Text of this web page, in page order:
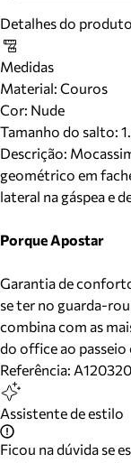
Detalhes do produto
Medidas
Material: Couros
Cor: Nude
Tamanho do salto:
Descrição:
geométrico em
lateral na gáspea e
Porque Apostar
Garantia de
se ter no guarda-
combina com as
do office ao passeio
Referência:
Assistente de estilo
Ficou na dúvida se